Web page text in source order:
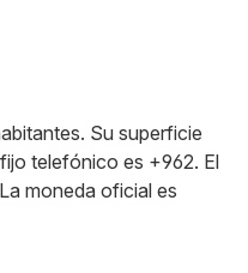
Su superficie
telefónico es +962. El
moneda oficial es